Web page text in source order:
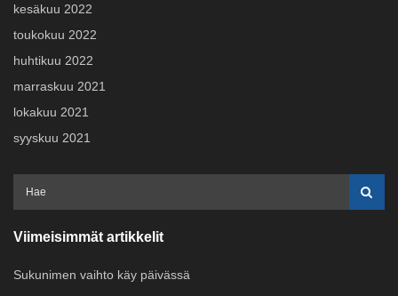
kesäkuu 2022
toukokuu 2022
huhtikuu 2022
marraskuu 2021
lokakuu 2021
syyskuu 2021
Viimeisimmät artikkelit
Sukunimen vaihto käy päivässä